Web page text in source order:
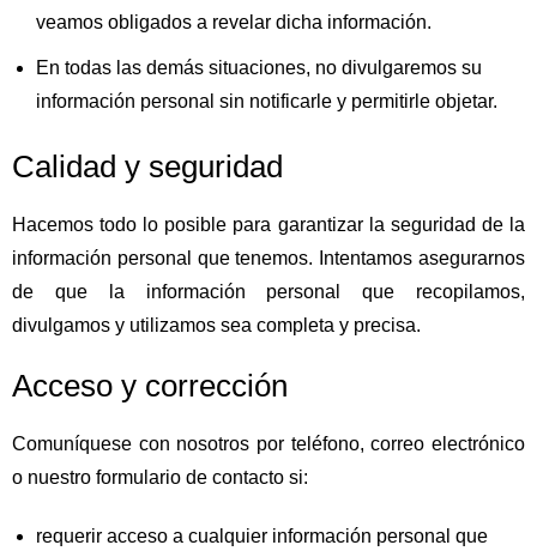
veamos obligados a revelar dicha información.
En todas las demás situaciones, no divulgaremos su
información personal sin notificarle y permitirle objetar.
Calidad y seguridad
Hacemos todo lo posible para garantizar la seguridad de la
información personal que tenemos. Intentamos asegurarnos
de que la información personal que recopilamos,
divulgamos y utilizamos sea completa y precisa.
Acceso y corrección
Comuníquese con nosotros por teléfono, correo electrónico
o nuestro formulario de contacto si:
requerir acceso a cualquier información personal que